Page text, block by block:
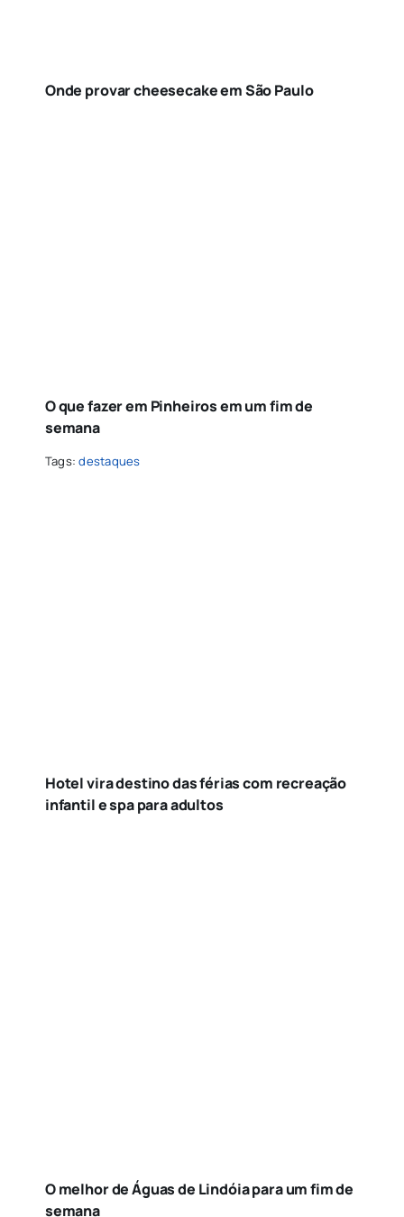
Onde provar cheesecake em São Paulo
O que fazer em Pinheiros em um fim de
semana
Tags:destaques
Hotel vira destino das férias com recreação
infantil e spa para adultos
O melhor de Águas de Lindóia para um fim de
semana